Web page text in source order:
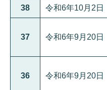
38 令和6年10月2日
37 令和6年9月20日
36 令和6年9月20日